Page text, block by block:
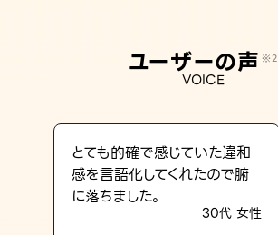
ユーザーの声 ※2
VOICE
とても的確で感じていた違和
感を言語化してくれたので腑
に落ちました。
30代 女性